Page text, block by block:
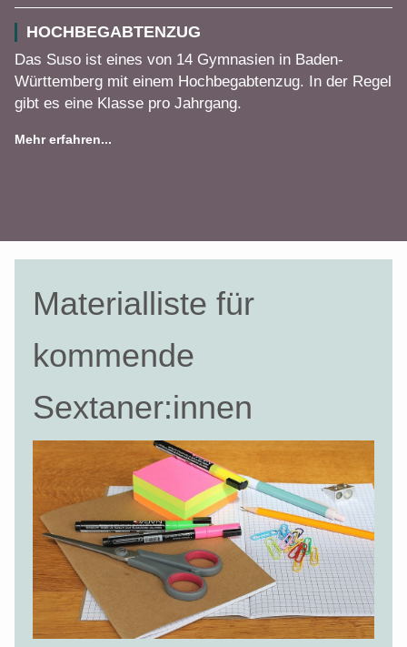
HOCHBEGABTENZUG
Das Suso ist eines von 14 Gymnasien in Baden-
Württemberg mit einem Hochbegabtenzug. In der Regel
gibt es eine Klasse pro Jahrgang.
Mehr erfahren...
Materialliste für
kommende
Sextaner:innen